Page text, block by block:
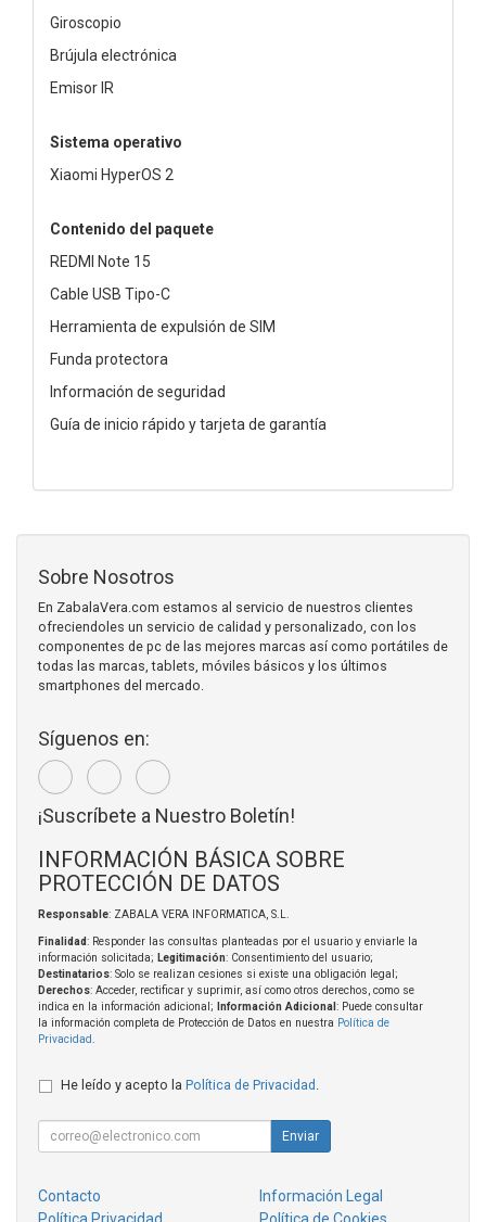
Giroscopio
Brújula electrónica
Emisor IR
Sistema operativo
Xiaomi HyperOS 2
Contenido del paquete
REDMI Note 15
Cable USB Tipo-C
Herramienta de expulsión de SIM
Funda protectora
Información de seguridad
Guía de inicio rápido y tarjeta de garantía
Sobre Nosotros
En ZabalaVera.com estamos al servicio de nuestros clientes
ofreciendoles un servicio de calidad y personalizado, con los
componentes de pc de las mejores marcas así como portátiles de
todas las marcas, tablets, móviles básicos y los últimos
smartphones del mercado.
Síguenos en:
¡Suscríbete a Nuestro Boletín!
INFORMACIÓN BÁSICA SOBRE
PROTECCIÓN DE DATOS
Responsable: ZABALA VERA INFORMATICA, S.L.
Finalidad: Responder las consultas planteadas por el usuario y enviarle la
información solicitada; Legitimación: Consentimiento del usuario;
Destinatarios: Solo se realizan cesiones si existe una obligación legal;
Derechos: Acceder, rectificar y suprimir, así como otros derechos, como se
indica en la información adicional;
Información Adicional : Puede consultar
la información completa de Protección de Datos en nuestra Política de
Privacidad
He leído y acepto la Política de Privacidad
Enviar
Contacto
Información Legal
Política Privacidad
Política de Cookies